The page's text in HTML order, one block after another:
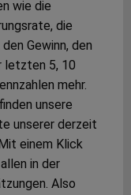
wie die
die
Gewinn, den
letzten 5, 10
mehr.
unsere
unserer derzeit
einem Klick
in der
Also